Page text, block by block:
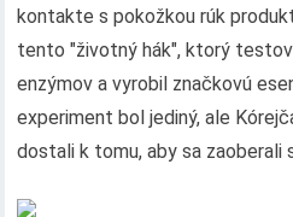
kontakte s pokožkou rúk
tento "životný hák", ktorý
enzýmov a vyrobil značkovú
experiment bol jediný, ale
dostali k tomu, aby sa zaoberali